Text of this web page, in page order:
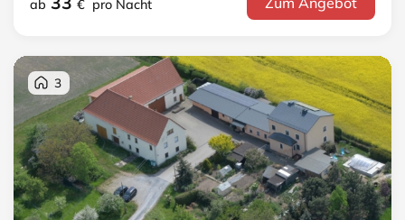
ab € pro Nacht
3